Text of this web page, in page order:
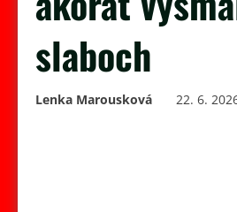
slaboch
Lenka Marousková 22. 6.